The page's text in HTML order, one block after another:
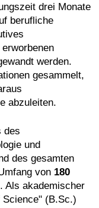
drei Monate
berufliche
werden.
gesammelt,
abzuleiten.
des
und
des gesamten
von 180
Als akademischer
Science" (B.Sc.)